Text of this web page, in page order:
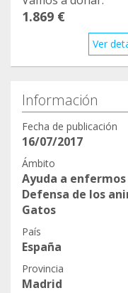
1.869 €
Ver
Información
Fecha de publicación
16/07/2017
Ámbito
Ayuda a enfermos
Defensa de los
Gatos
País
España
Provincia
Madrid